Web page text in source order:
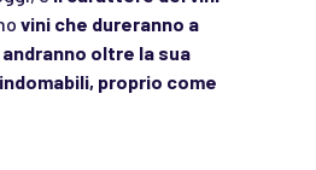
vini che dureranno a
oltre la sua
proprio come